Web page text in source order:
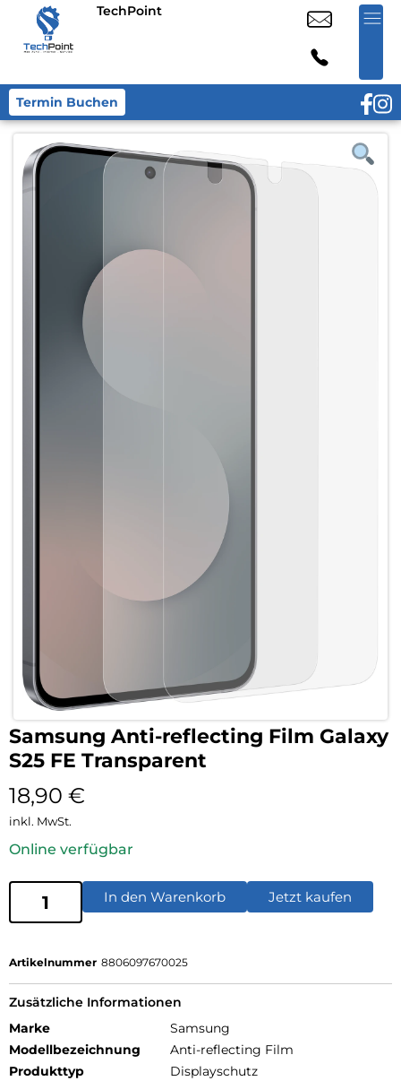
TechPoint
Termin Buchen
Samsung Anti-reflecting Film Galaxy
S25 FE Transparent
18,90 €
inkl. MwSt.
Online verfügbar
In den Warenkorb Jetzt kaufen
Artikelnummer 8806097670025
Zusätzliche Informationen
Marke
Samsung
Modellbezeichnung
Anti-reflecting Film
Produkttyp
Displayschutz